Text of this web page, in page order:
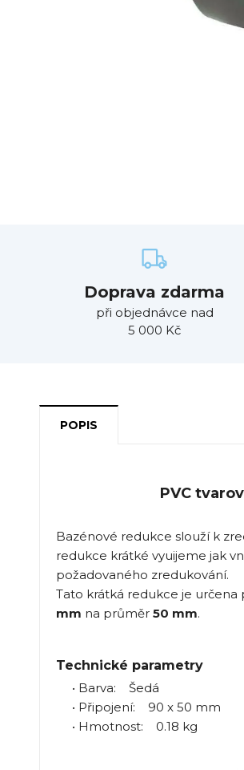
Doprava zdarma
při objednávce nad
5 000 Kč
POPIS
PVC
Bazénové redukce slouží k
redukce krátké vyuijeme jak
požadovaného zredukování.
Tato krátká redukce je
mm na průměr 50 mm.
Technické parametry
• Barva: Šedá
• Připojení: 90 x 50 mm
• Hmotnost: 0.18 kg